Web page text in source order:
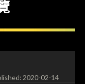
2020-02-14